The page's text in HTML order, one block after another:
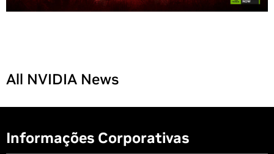
All NVIDIA News
Informações Corporativas